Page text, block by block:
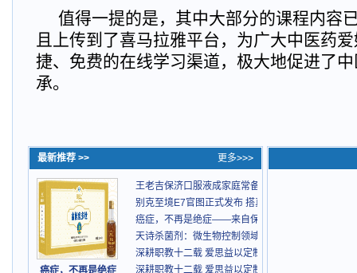
值得一提的是，其中大部分的课程内容
且上传到了喜马拉雅平台，为广大中医药
捷、免费的在线学习渠道，极大地促进了
承。
最新推荐 >> 更多>>>
癌症，不再是绝症
王老吉保济口服液成家庭常备药
别克至境E7官图正式发布 搭真龙插混Pro与预瞄悬架
癌症，不再是绝症——来自保抵力中医现代化的康复
天诗杀菌剂：微生物控制领域的绿色创新与专业守护
深耕职教十二载 爱思益以定制化服务点亮青年职业
深耕职教十二载 爱思益以定制化服务点亮青年职业